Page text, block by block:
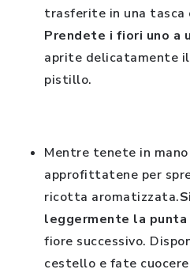
trasferite in una tasca
Prendete i fiori uno a
aprite delicatamente
pistillo.
Mentre tenete in
approfittatene per
ricotta aromatizzata.
leggermente la
fiore successivo.
cestello e fate